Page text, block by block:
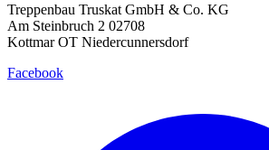
Treppenbau Truskat GmbH & Co. KG
Am Steinbruch 2 02708
Kottmar OT Niedercunnersdorf
Facebook